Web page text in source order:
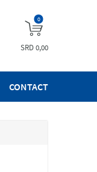
0
SRD 0,00
CONTACT